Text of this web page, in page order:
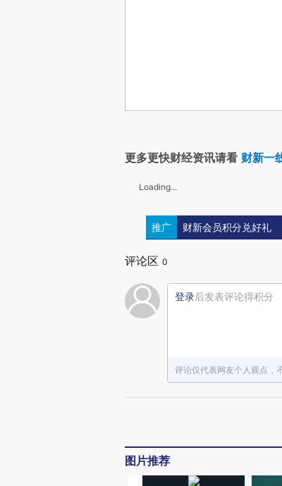
更多更快财经资讯请看 财新一
Loading...
推广 财新会员积分兑好礼
评论区 0
登录后发表评论得积分
评论仅代表网友个人观点，
图片推荐